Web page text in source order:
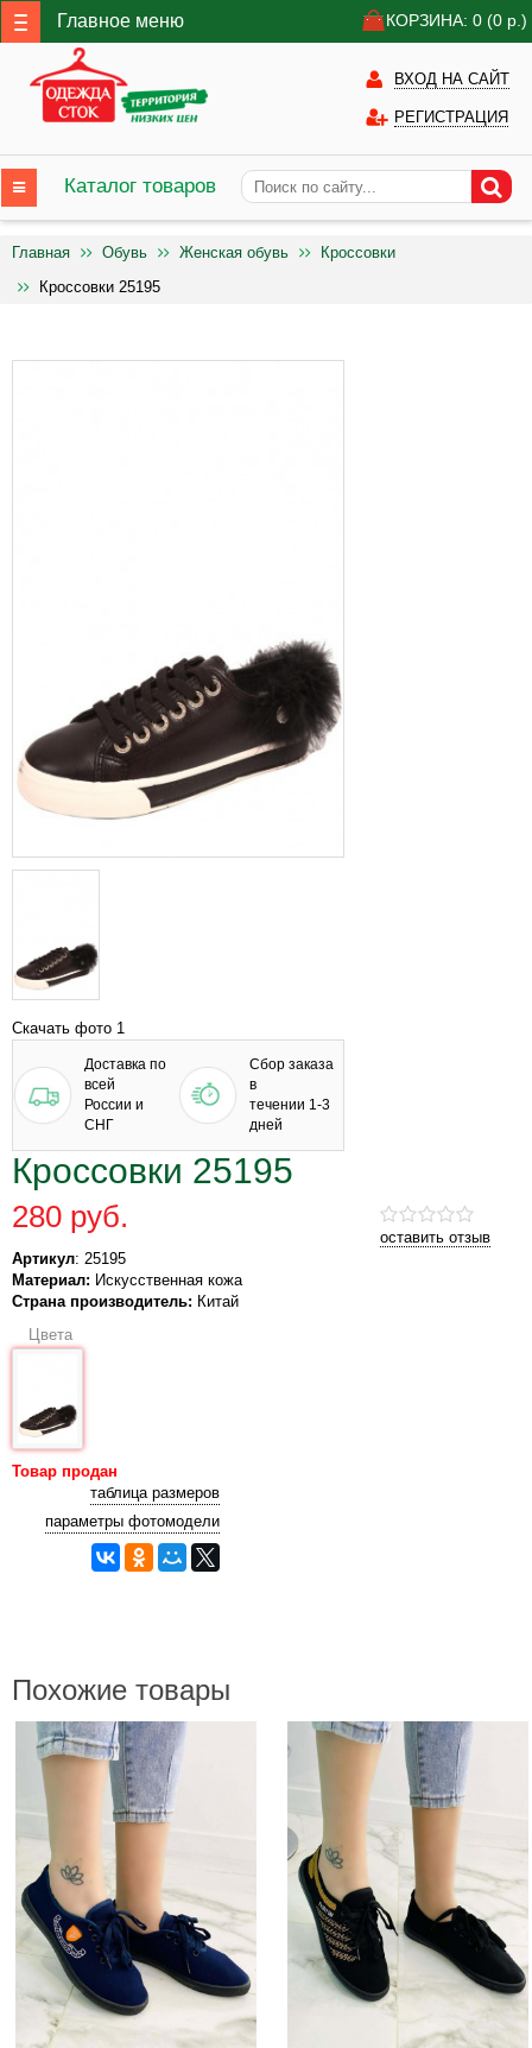
Главное меню КОРЗИНА: 0 (0 р.)
ВХОД НА САЙТ
РЕГИСТРАЦИЯ
Каталог товаров
Главная Обувь Женская обувь
Кроссовки
Кроссовки 25195
Скачать фото 1
Доставка по
всей
России и
СНГ
Сбор заказа
в
течении 1-3
дней
Кроссовки 25195
оставить отзыв
280 руб.
Артикул: 25195
Материал: Искусственная кожа
Страна производитель: Китай
Цвета
Товар продан
таблица размеров
параметры фотомодели
Похожие товары